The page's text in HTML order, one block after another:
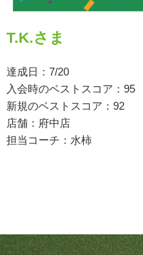
法人向けプラン
プラン・料金
T.K.さま
達成日：7/20
入会時のベストスコア：95
新規のベストスコア：92
店舗：府中店
担当コーチ：水柿